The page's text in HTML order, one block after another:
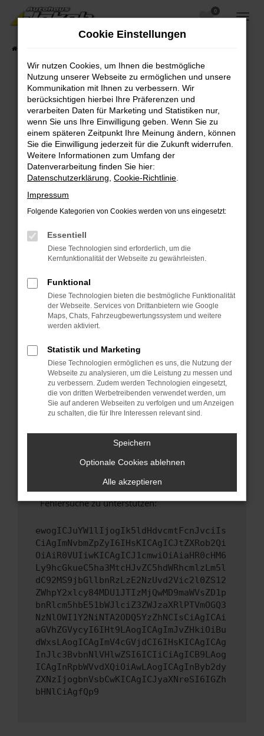
Zum
Hauptinhalt
0
Fehler: Network Error
Beim Laden ist ein Fehler aufgetreten.
Hier sind ein paar Tipps, die dir helfen können:
Überprüfe deine Firewall und deine
Internetverbindung.
Laden andere Webseiten, zum Beispiel deine
Suchmaschine?
Prüfe deine Browsererweiterungen.
Manche Erweiterungen, wie Werbeblocker,
können das Laden bestimmter Seiten
verhindern. Funktioniert die Seite in einem
Fenster?
Starte dein Gerät neu.
Das kann manchmal helfen, vorübergehende
Probleme zu beheben.
Betriebssystem auf dem neuesten Stand
sind.
Veraltete Software birgt nicht nur ein
Sicherheitsrisiko, sondern kann auch dazu
führen, dass bestimmte Funktionen nicht mehr
unterstützt werden.
Wende dich an den Webseitenbetreiber.
Wenn du alle oben genannten Schritte versucht
hast, kontaktiere uns bitte. Wir werden
versuchen, das Problem zu beheben. Du kannst
uns diesen Text schicken, um uns bei der
Fehlersuche zu unterstützen:
ewogICJuYW1lIjogIk5ldHdvcmtFcnJvciIs
CiAgImNvbmZpZyI6IHsKICAgICJtZXRob2Qi
OiAiR0VUIiwKICAgICJ1cmwiOiAiaHR0cHM6
Ly9hcGkueC5ha3MtcHJvZC5hdWRhcmlzLm5l
dC92MS9jbGllbnRzLzE2NzUvd2Vic2l0ZS12
ZWhpY2xlcy84MDU1JTIzMjQwMD9maWVsZD1p
bnRlcm5hbE51bWJlciZ3ZWJzaXRlPTVmOGQ3
NzNlOWI1Y2NiNTA2ODQ5YzZhNCIsCiAgICAi
aGVhZGVycyI6IHt9LAogICAgImJvZHkiOiBu
dWxsLAogICAgImV4cGVjdCI6IHsKICAgICAg
InJlc3BvbnNlVHlwZSI6ICIiCiAgICB9LAog
ICAgInRpbWVvdXQiOiAwLAogICAgInByb2dy
ZXNzIjogbnVsbCwKICAgICJyaXNreSI6IGZh
bHNlCiAgfQp9
Cookie Einstellungen
Wir nutzen Cookies, um Ihnen die bestmögliche
Nutzung unserer Webseite zu ermöglichen und unsere
Kommunikation mit Ihnen zu verbessern. Wir
berücksichtigen hierbei Ihre Präferenzen und
verarbeiten Daten für Marketing und Statistiken nur,
wenn Sie uns Ihre Einwilligung geben. Wenn Sie zu
einem späteren Zeitpunkt Ihre Meinung ändern, können
Sie die Einwilligung jederzeit für die Zukunft widerrufen.
Weitere Informationen zum Umfang der
Datenverarbeitung finden Sie hier:
Datenschutzerklärung Cookie-Richtlinie
Impressum
Folgende Kategorien von Cookies werden von uns eingesetzt:
Essentiell
Diese Technologien sind erforderlich, um die
Kernfunktionalität der Webseite zu gewährleisten.
Funktional
Diese Technologien bieten die bestmögliche Funktionalität
der Webseite. Services von Drittanbietern wie Google
Maps, Chats, Fahrzeugbewertungssystem und weitere
werden aktiviert.
Statistik und Marketing
Diese Technologien ermöglichen es uns, die Nutzung der
Webseite zu analysieren, um die Leistung zu messen und
zu verbessern. Zudem werden Technologien eingesetzt,
die von dritten Werbetreibenden verwendet werden, um
Sie auf anderen Webseiten zu verfolgen und um Anzeigen
zu schalten, die für Ihre Interessen relevant sind.
Speichern
Optionale Cookies ablehnen
Alle akzeptieren